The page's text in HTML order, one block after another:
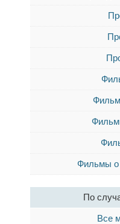
Фильмы о
По
Все